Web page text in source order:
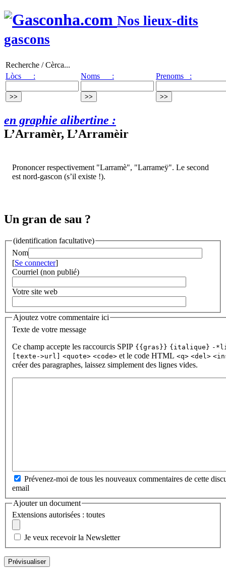
Nos lieux-dits
gascons
Recherche / Cèrca...
Lòcs :
Noms : Prenoms :
en graphie alibertine :
L’Arramèr, L’Arramèir
Prononcer respectivement "Larramè", "Larrameÿ". Le second
est nord-gascon (s’il existe !).
Un gran de sau ?
(identification facultative)
Nom
[Se connecter]
Courriel (non publié)
Votre site web
Ajoutez votre commentaire ici
Texte de votre message
Ce champ accepte les raccourcis SPIP {{gras}} {italique} -
[texte->url] <quote> <code> et le code HTML <q> <del>
créer des paragraphes, laissez simplement des lignes vides.
Prévenez-moi de tous les nouveaux commentaires de cette
email
Ajouter un document
Extensions autorisées : toutes
Je veux recevoir la Newsletter